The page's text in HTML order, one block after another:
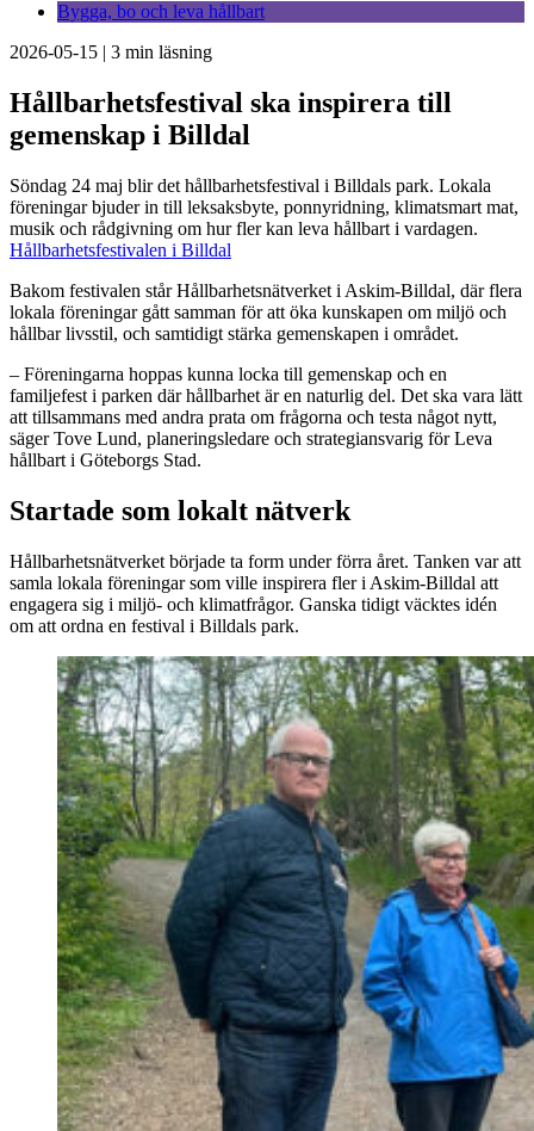
Bygga, bo och leva hållbart
2026-05-15 | 3 min läsning
Hållbarhetsfestival ska inspirera till
gemenskap i Billdal
Söndag 24 maj blir det hållbarhetsfestival i Billdals park. Lokala
föreningar bjuder in till leksaksbyte, ponnyridning, klimatsmart mat,
musik och rådgivning om hur fler kan leva hållbart i vardagen.
Hållbarhetsfestivalen i Billdal
Bakom festivalen står Hållbarhetsnätverket i Askim-Billdal, där flera
lokala föreningar gått samman för att öka kunskapen om miljö och
hållbar livsstil, och samtidigt stärka gemenskapen i området.
– Föreningarna hoppas kunna locka till gemenskap och en
familjefest i parken där hållbarhet är en naturlig del. Det ska vara lätt
att tillsammans med andra prata om frågorna och testa något nytt,
säger Tove Lund, planeringsledare och strategiansvarig för Leva
hållbart i Göteborgs Stad.
Startade som lokalt nätverk
Hållbarhetsnätverket började ta form under förra året. Tanken var att
samla lokala föreningar som ville inspirera fler i Askim-Billdal att
engagera sig i miljö- och klimatfrågor. Ganska tidigt väcktes idén
om att ordna en festival i Billdals park.